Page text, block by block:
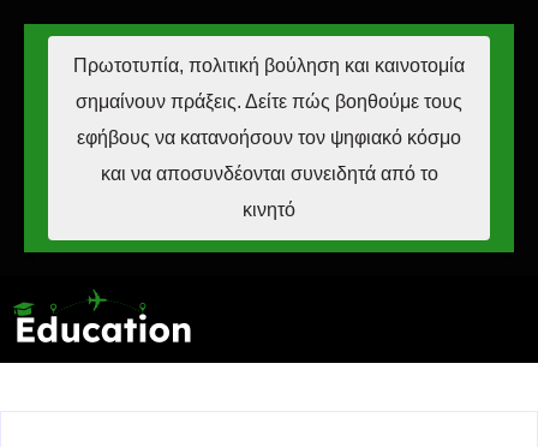
Πρωτοτυπία, πολιτική βούληση και καινοτομία
σημαίνουν πράξεις. Δείτε πώς βοηθούμε τους
εφήβους να κατανοήσουν τον ψηφιακό κόσμο
και να αποσυνδέονται συνειδητά από το
κινητό